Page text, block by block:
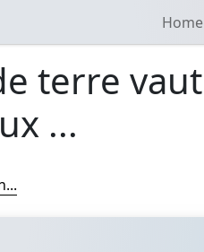
Home
terre vaut
...